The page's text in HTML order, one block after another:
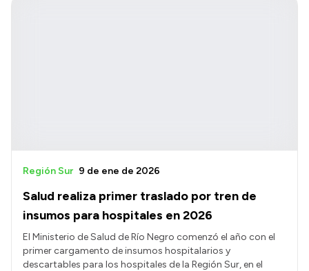
Salud realiza primer traslado por tren de
insumos para hospitales en 2026
Región Sur 9 de ene de 2026
El Ministerio de Salud de Río Negro comenzó el año con el
primer cargamento de insumos hospitalarios y
descartables para los hospitales de la Región Sur, en el